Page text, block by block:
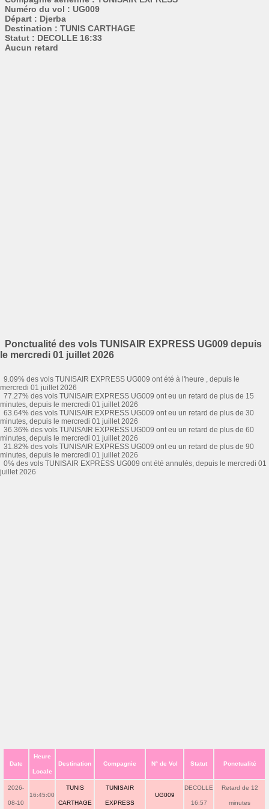
Numéro du vol : UG009
Départ : Djerba
Destination : TUNIS CARTHAGE
Statut : DECOLLE 16:33
Aucun retard
Ponctualité des vols TUNISAIR EXPRESS UG009 depuis
le mercredi 01 juillet 2026
9.09% des vols TUNISAIR EXPRESS UG009 ont été à l'heure , depuis le
mercredi 01 juillet 2026
77.27% des vols TUNISAIR EXPRESS UG009 ont eu un retard de plus de 15
minutes, depuis le mercredi 01 juillet 2026
63.64% des vols TUNISAIR EXPRESS UG009 ont eu un retard de plus de 30
minutes, depuis le mercredi 01 juillet 2026
36.36% des vols TUNISAIR EXPRESS UG009 ont eu un retard de plus de 60
minutes, depuis le mercredi 01 juillet 2026
31.82% des vols TUNISAIR EXPRESS UG009 ont eu un retard de plus de 90
minutes, depuis le mercredi 01 juillet 2026
0% des vols TUNISAIR EXPRESS UG009 ont été annulés, depuis le mercredi 01
juillet 2026
Date
Heure
Locale
Destination Compagnie N° de Vol Statut Ponctualité
2026-
08-10
16:45:00
TUNIS
CARTHAGE
TUNISAIR
EXPRESS
UG009
DECOLLE
16:57
Retard de 12
minutes